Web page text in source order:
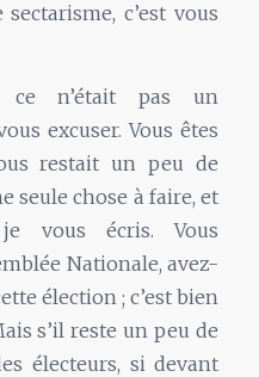
c’est vous
ce n’était pas un
excuser. Vous êtes
restait un peu de
seule chose à faire, et
vous écris. Vous
Nationale, avez-
élection ; c’est bien
s’il reste un peu de
électeurs, si devant